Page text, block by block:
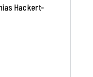
Hackert-